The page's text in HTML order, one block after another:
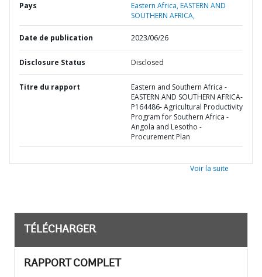
Pays Eastern Africa,EASTERN AND
SOUTHERN AFRICA,
Date de publication 2023/06/26
Disclosure Status Disclosed
Titre du rapport
Eastern and Southern Africa -
EASTERN AND SOUTHERN AFRICA-
P164486- Agricultural Productivity
Program for Southern Africa -
Angola and Lesotho -
Procurement Plan
Voir la suite
TÉLÉCHARGER
RAPPORT COMPLET